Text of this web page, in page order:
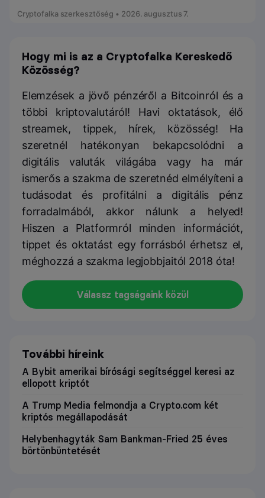
Cryptofalka szerkesztőség • 2026. augusztus 7.
Hogy mi is az a Cryptofalka Kereskedő
Közösség?
Elemzések a jövő pénzéről a Bitcoinról és a
többi kriptovalutáról! Havi oktatások, élő
streamek, tippek, hírek, közösség! Ha
szeretnél hatékonyan bekapcsolódni a
digitális valuták világába vagy ha már
ismerős a szakma de szeretnéd elmélyíteni a
tudásodat és profitálni a digitális pénz
forradalmából, akkor nálunk a helyed!
Hiszen a Platformról minden információt,
tippet és oktatást egy forrásból érhetsz el,
méghozzá a szakma legjobbjaitól 2018 óta!
Válassz tagságaink közül
További híreink
A Bybit amerikai bírósági segítséggel keresi az
ellopott kriptót
A Trump Media felmondja a Crypto.com két
kriptós megállapodását
Helybenhagyták Sam Bankman-Fried 25 éves
börtönbüntetését